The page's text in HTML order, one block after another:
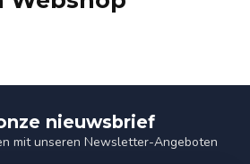
nieuwsbrief
mit unseren Newsletter-Angeboten